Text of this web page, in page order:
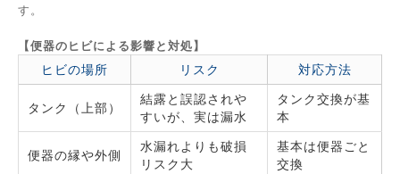
す。
【便器のヒビによる影響と対処】
ヒビの場所 リスク 対応方法
タンク（上部）
結露と誤認されや
すいが、実は漏水
タンク交換が基
本
便器の縁や外側
水漏れよりも破損
リスク大
基本は便器ごと
交換